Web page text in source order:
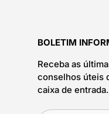
BOLETIM
Receba as
conselhos úteis
caixa de entrada.